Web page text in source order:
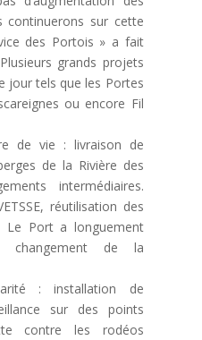
continuerons sur cette
des Portois » a fait
grands projets
jour tels que les Portes
ou encore Fil
de vie : livraison de
de la Rivière des
intermédiaires.
réutilisation des
Le Port a longuement
de la
: installation de
sur des points
contre les rodéos